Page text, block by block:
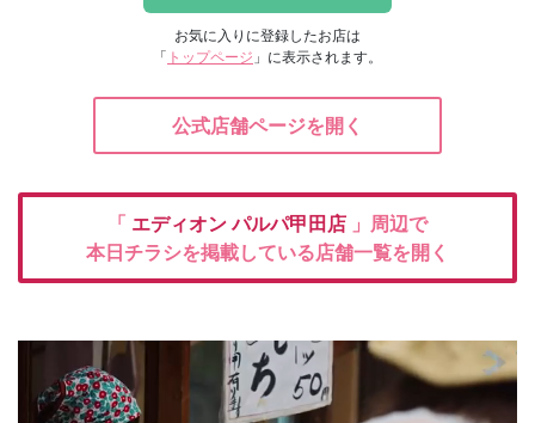
お気に入りに登録したお店は
「 トップページ 」に表示されます。
公式店舗ページを開く
「 エディオンパルパ甲田店 」周辺で
本日チラシを掲載している店舗一覧を開く